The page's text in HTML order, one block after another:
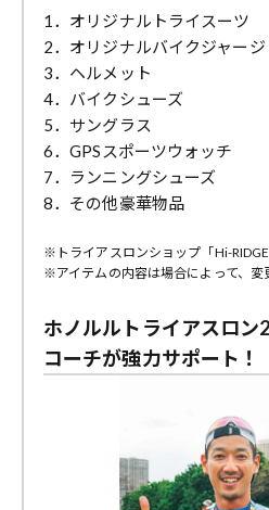
1．オリジナルトライスーツ
2．オリジナルバイクジャージ
3．ヘルメット
4．バイクシューズ
5．サングラス
6．GPSスポーツウォッチ
7．ランニングシューズ
8．その他豪華物品
※トライアスロンショップ「Hi-
※アイテムの内容は場合によって、変
ホノルルトライアスロン
コーチが強力サポート！